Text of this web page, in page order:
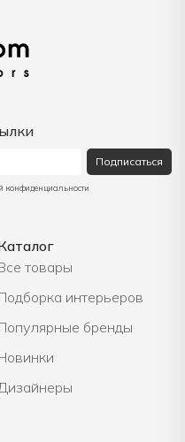
товары
интерьеров
бренды
Подписаться
конфиденциальности